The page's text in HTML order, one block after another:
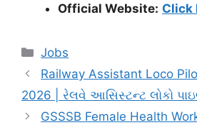
Official Website: Click
Categories
Jobs
Railway Assistant Loco
2026 | રેલવે આસિસ્ટન્ટ લોકો
GSSSB Female Health